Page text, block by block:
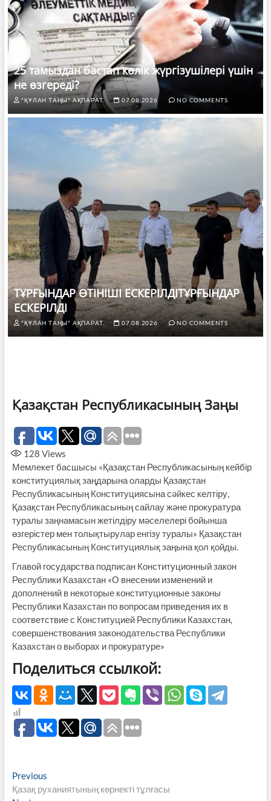
25 тамыздан бастап көлік жүргізушілері үшін
не өзгереді?
"ҚҰЛАН ТАҢЫ" АҚПАРАТ. 07.08.2026 NO COMMENTS
ТҰРҒЫНДАР ӨТІНІШІ ЕСКЕРІЛДІТҰРҒЫНДАР
ЕСКЕРІЛДІ
"ҚҰЛАН ТАҢЫ" АҚПАРАТ. 07.08.2026 NO COMMENTS
Қазақстан Республикасының Заңы
128 Views
Мемлекет басшысы «Қазақстан Республикасының кейбір
конституциялық заңдарына оларды Қазақстан
Республикасының Конституциясына сәйкес келтіру,
Қазақстан Республикасының сайлау және прокуратура
туралы заңнамасын жетілдіру мәселелері бойынша
өзгерістер мен толықтырулар енгізу туралы» Қазақстан
Республикасының Конституциялық заңына қол қойды.
Главой государства подписан Конституционный закон
Республики Казахстан «О внесении изменений и
дополнений в некоторые конституционные законы
Республики Казахстан по вопросам приведения их в
соответствие с Конституцией Республики Казахстан,
совершенствования законодательства Республики
Казахстан о выборах и прокуратуре»
Поделиться ссылкой:
Навигация
PreviousPrevious
post:
Қазақ руханиятының көрнекті тұлғасы